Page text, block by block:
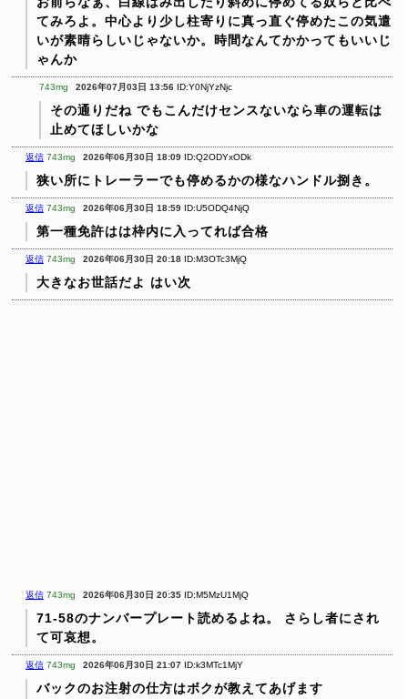
てみろよ。中心より少し柱寄りに真っ直ぐ停めたこの気遣
いが素晴らしいじゃないか。時間なんてかかってもいいじ
ゃんか
743mg 2026年07月03日 13:56 ID:Y0NjYzNjc
その通りだね でもこんだけセンスないなら車の運転は
止めてほしいかな
返信 743mg 2026年06月30日 18:09 ID:Q2ODYxODk
狭い所にトレーラーでも停めるかの様なハンドル捌き。
返信 743mg 2026年06月30日 18:59 ID:U5ODQ4NjQ
第一種免許はは枠内に入ってれば合格
返信 743mg 2026年06月30日 20:18 ID:M3OTc3MjQ
大きなお世話だよ はい次
返信 743mg 2026年06月30日 20:35 ID:M5MzU1MjQ
71-58のナンバープレート読めるよね。
さらし者にされ
て可哀想。
返信 743mg 2026年06月30日 21:07 ID:k3MTc1MjY
バックのお注射の仕方はボクが教えてあげます